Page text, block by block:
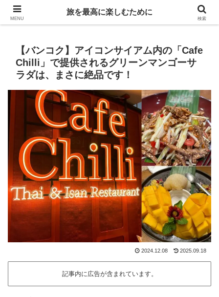
Life is travelling
【バンコク】アイコンサイアム内の「Cafe
Chilli」で提供されるグリーンマンゴーサ
ラダは、まさに絶品です！
2024.12.08 2025.09.18
記事内に広告が含まれています。
MENU
旅を最高に楽しむために
検索